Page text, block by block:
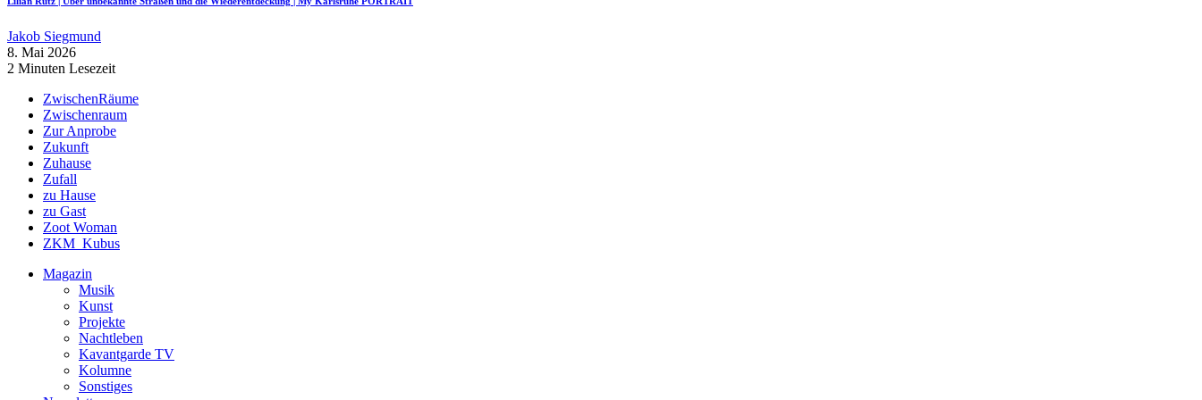
Jakob Siegmund
8. Mai 2026
2 Minuten Lesezeit
ZwischenRäume
Zwischenraum
Zur Anprobe
Zukunft
Zuhause
Zufall
zu Hause
zu Gast
Zoot Woman
ZKM_Kubus
Magazin
Musik
Kunst
Projekte
Nachtleben
Kavantgarde TV
Kolumne
Sonstiges